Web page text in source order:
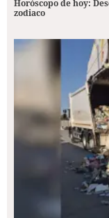
Horóscopo de hoy:
zodiaco